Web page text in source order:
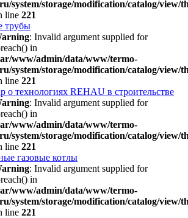
system/storage/modification/catalog/view/
line 221
трубы
: Invalid argument supplied for
in
www/admin/data/www/termo-
system/storage/modification/catalog/view/
line 221
о технологиях REHAU в строительстве
: Invalid argument supplied for
in
www/admin/data/www/termo-
system/storage/modification/catalog/view/
line 221
газовые котлы
: Invalid argument supplied for
in
www/admin/data/www/termo-
system/storage/modification/catalog/view/
line 221